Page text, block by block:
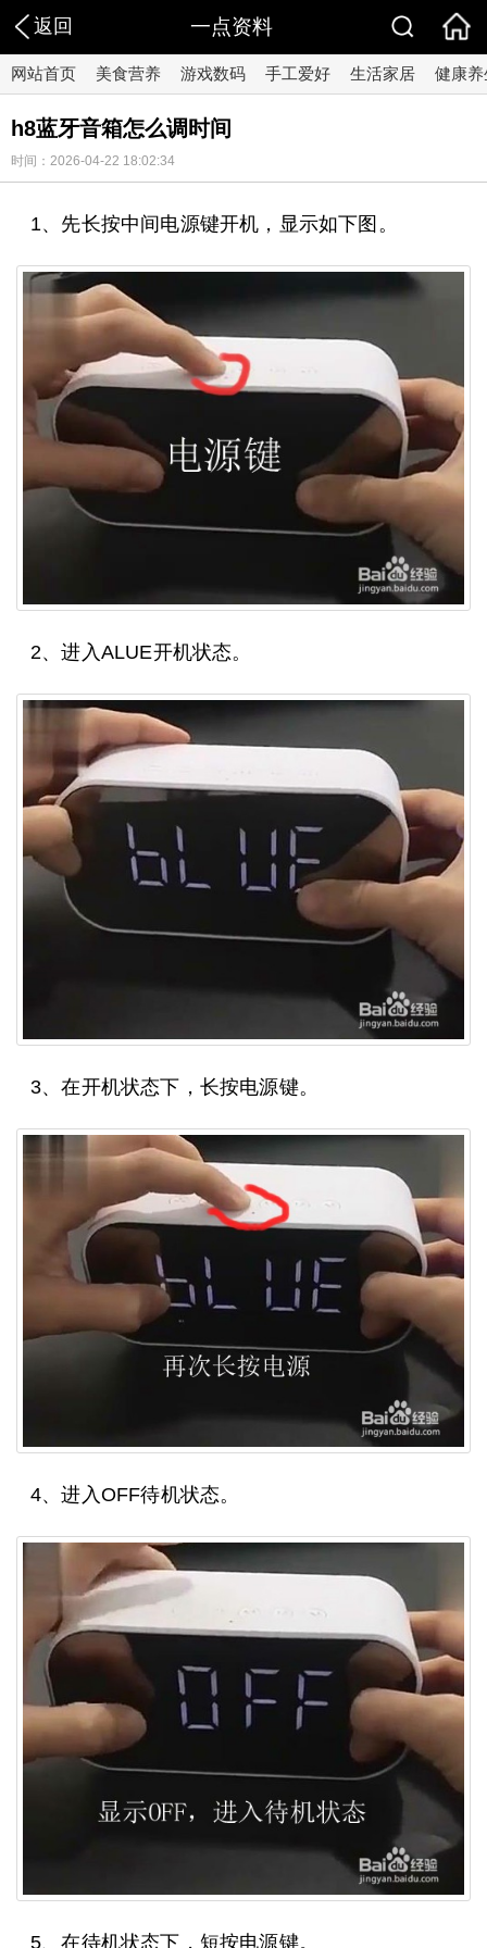
返回 一点资料
网站首页 美食营养 游戏数码 手工爱好 生活家居 健康养
h8蓝牙音箱怎么调时间
时间：2026-04-22 18:02:34
1、先长按中间电源键开机，显示如下图。
2、进入ALUE开机状态。
3、在开机状态下，长按电源键。
4、进入OFF待机状态。
5、在待机状态下，短按电源键。